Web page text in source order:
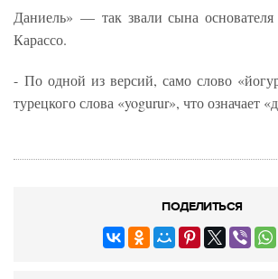
Даниель» — так звали сына
Карассо.
- По одной из версий, само слово
турецкого слова «yogurur», что означает
ПОДЕЛИТЬСЯ